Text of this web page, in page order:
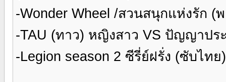
-Wonder Wheel /สวนสนุกแห่งรัก
-TAU (ทาว) หญิงสาว VS ปัญญาป
-Legion season 2 ซีรี่ย์ฝรั่ง (ซับไท